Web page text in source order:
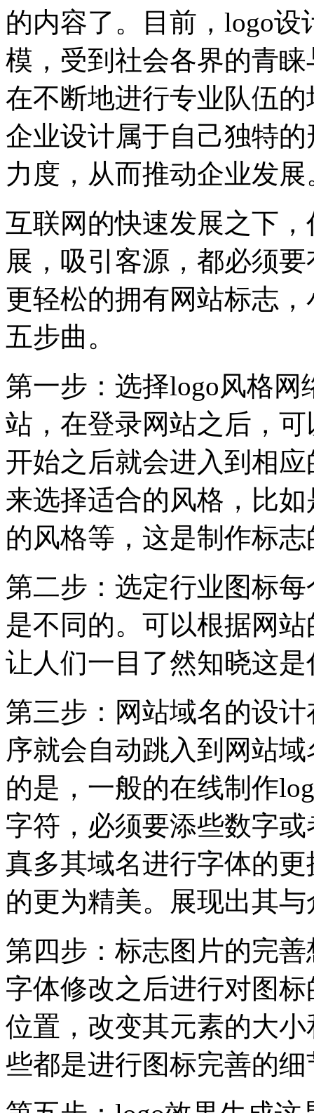
的内容了。目前，logo
模，受到社会各界的青
在不断地进行专业队伍
企业设计属于自己独特
力度，从而推动企业发展
互联网的快速发展之下
展，吸引客源，都必须
更轻松的拥有网站标志
五步曲。
第一步：选择logo风格
站，在登录网站之后，
开始之后就会进入到相
来选择适合的风格，比
的风格等，这是制作标
第二步：选定行业图标
是不同的。可以根据网
让人们一目了然知晓这
第三步：网站域名的设
序就会自动跳入到网站
的是，一般的在线制作
字符，必须要添些数字
真多其域名进行字体的
的更为精美。展现出其
第四步：标志图片的完
字体修改之后进行对图
位置，改变其元素的大
些都是进行图标完善的